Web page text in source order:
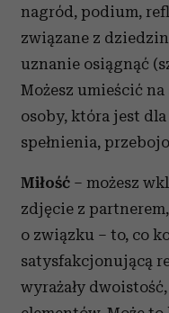
nagród, podium,
związane z
uznanie osiągnąć
Możesz umieścić
osoby, która jest
spełnienia,
Miłość – możesz
zdjęcie z
o związku – to, co
satysfakcjonującą
wyrażały